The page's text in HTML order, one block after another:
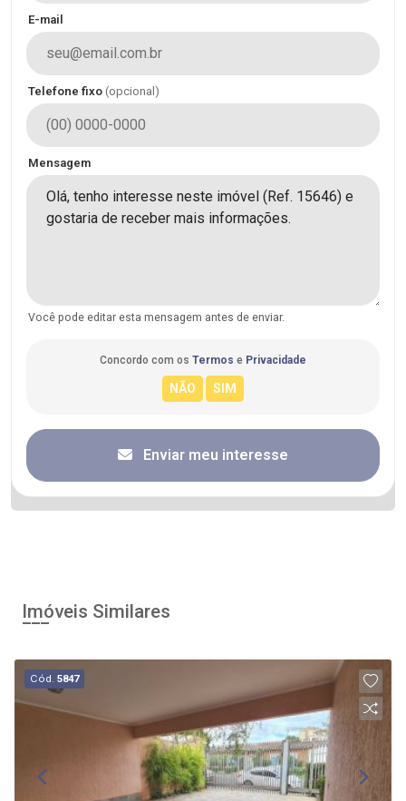
E-mail
Telefone fixo (opcional)
Mensagem
Você pode editar esta mensagem antes de enviar.
Concordo com os Termos e Privacidade
Enviar meu interesse
Imóveis Similares
Cód.5847